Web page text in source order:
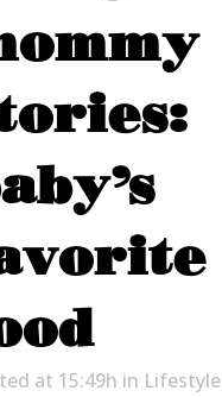
at 15:49h in Lifestyle